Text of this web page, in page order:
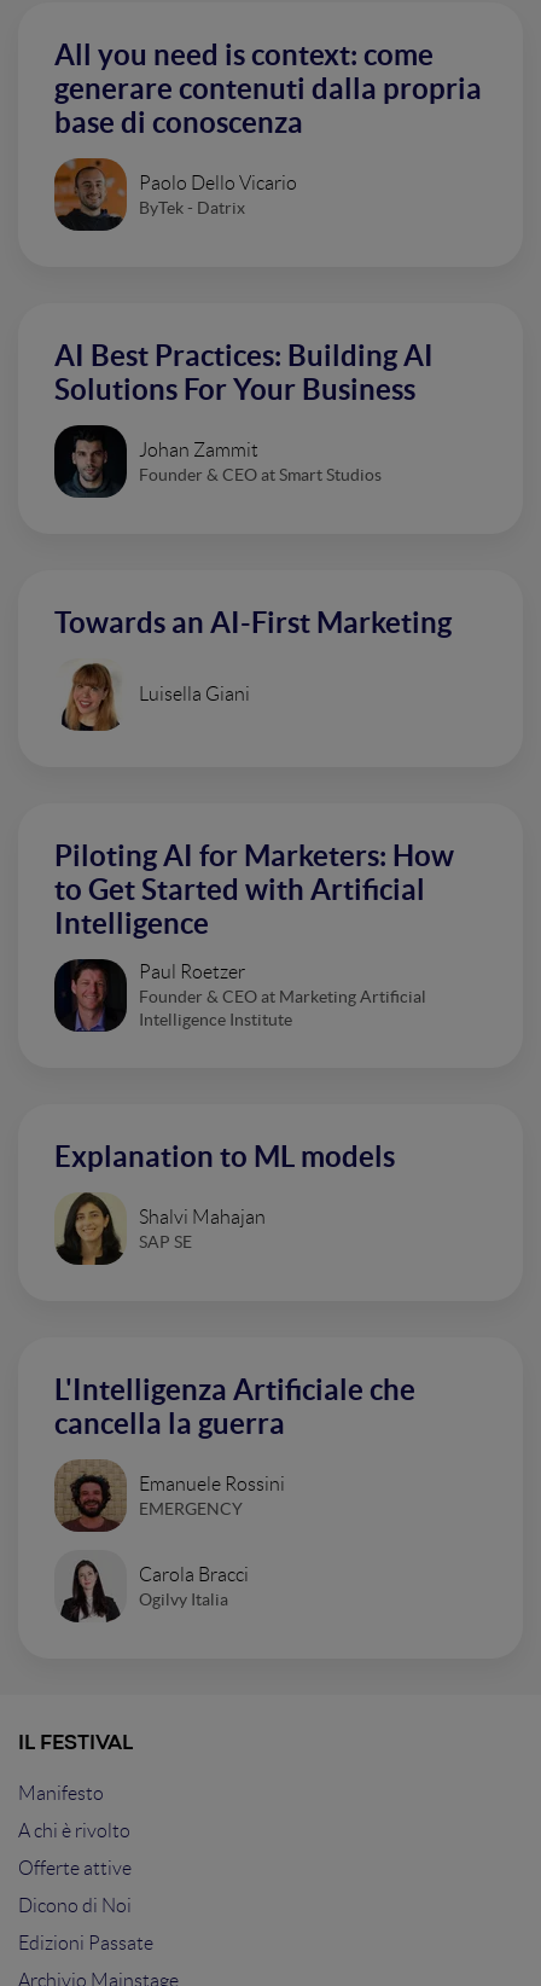
All you need is context: come
generare contenuti dalla propria
base di conoscenza
Paolo Dello Vicario
ByTek - Datrix
AI Best Practices: Building AI
Solutions For Your Business
Johan Zammit
Founder & CEO at Smart Studios
Towards an AI-First Marketing
Luisella Giani
Piloting AI for Marketers: How
to Get Started with Artificial
Intelligence
Paul Roetzer
Founder & CEO at Marketing Artificial
Intelligence Institute
Explanation to ML models
Shalvi Mahajan
SAP SE
L'Intelligenza Artificiale che
cancella la guerra
Emanuele Rossini
EMERGENCY
Carola Bracci
Ogilvy Italia
IL FESTIVAL
Manifesto
A chi è rivolto
Offerte attive
Dicono di Noi
Edizioni Passate
Archivio Mainstage